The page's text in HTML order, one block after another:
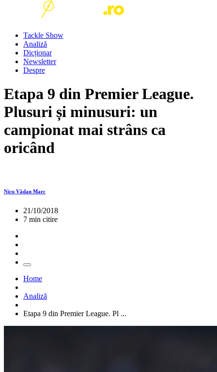
Tackle Show
Analiză
Dicționar
Newsletter
Despre
Etapa 9 din Premier League.
Plusuri și minusuri: un
campionat mai strâns ca
oricând
Nicu Vădan Marc
21/10/2018
7 min citire
Home
Analiză
Etapa 9 din Premier League. Pl ...